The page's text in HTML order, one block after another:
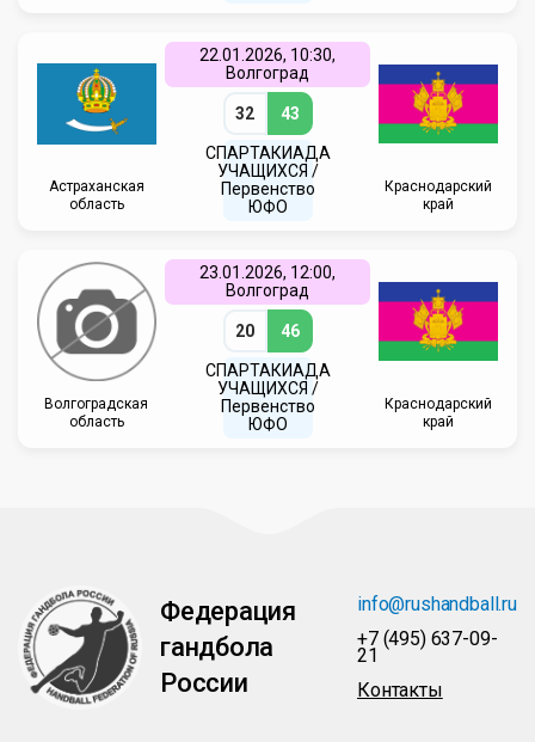
Астраханская
область
22.01.2026, 10:30,
Волгоград
32 43
СПАРТАКИАДА
УЧАЩИХСЯ /
Первенство
ЮФО
Краснодарский
край
Волгоградская
область
23.01.2026, 12:00,
Волгоград
20 46
СПАРТАКИАДА
УЧАЩИХСЯ /
Первенство
ЮФО
Краснодарский
край
Федерация
гандбола
России
info@rushandball.ru
+7 (495) 637-09-
21
Контакты